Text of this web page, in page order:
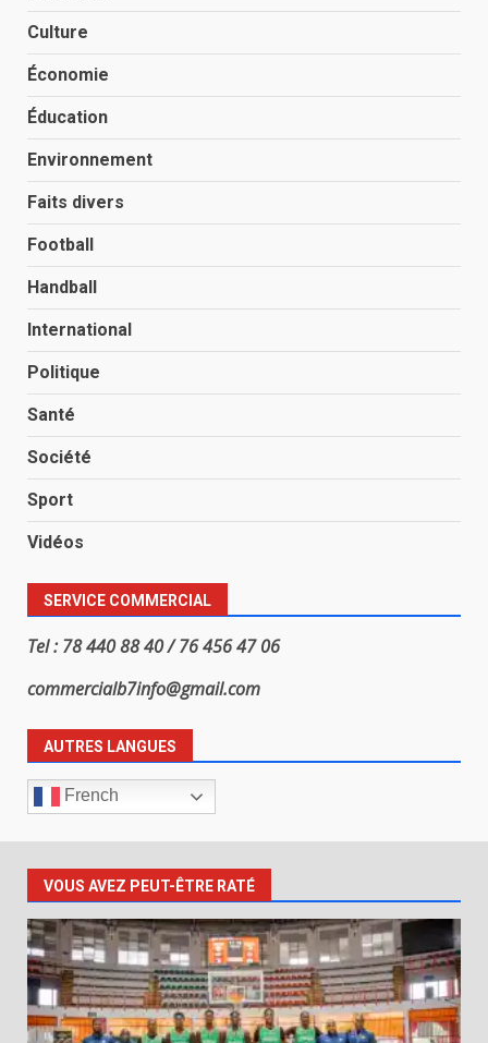
Culture
Économie
Éducation
Environnement
Faits divers
Football
Handball
International
Politique
Santé
Société
Sport
Vidéos
SERVICE COMMERCIAL
Tel : 78 440 88 40 / 76 456 47 06
commercialb7info@gmail.com
AUTRES LANGUES
French
VOUS AVEZ PEUT-ÊTRE RATÉ